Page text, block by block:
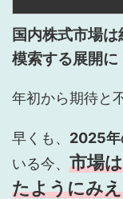
国内株式市場
模索する展開に
年初から期待と
早くも、 2025年
いる今、 市場
たようにみ